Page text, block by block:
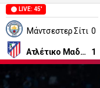
LIVE: 45'
Μάντσεστερ Σίτι 0
Ατλέτικο Μαδρίτης 1